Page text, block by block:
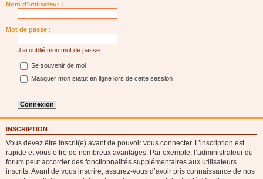
Nom d’utilisateur :
Mot de passe :
J’ai oublié mon mot de passe
Se souvenir de moi
Masquer mon statut en ligne lors de cette session
INSCRIPTION
Vous devez être inscrit(e) avant de pouvoir vous connecter. L’inscription est
rapide et vous offre de nombreux avantages. Par exemple, l’administrateur du
forum peut accorder des fonctionnalités supplémentaires aux utilisateurs
inscrits. Avant de vous inscrire, assurez-vous d’avoir pris connaissance de nos